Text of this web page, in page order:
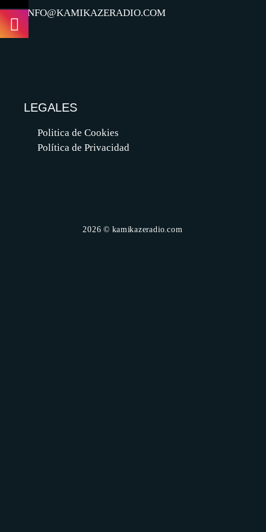
INFO@KAMIKAZERADIO.COM
LEGALES
Politica de Cookies
Política de Privacidad
2026 © kamikazeradio.com